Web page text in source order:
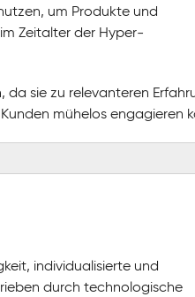
um Produkte und
Zeitalter der Hyper-
da sie zu relevanteren
mühelos engagieren
individualisierte und
durch technologische